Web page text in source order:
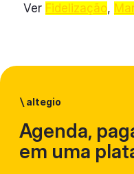
Ver Fidelização,
\ altegio
Agenda,
em uma